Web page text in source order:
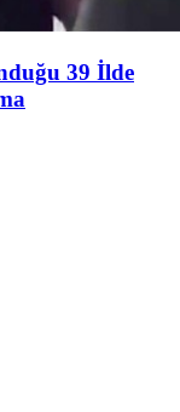
39 İlde